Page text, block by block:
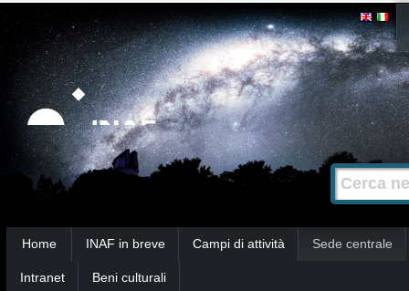
Strumenti
personali
Salta
contenuti.
|
Salta
alla
navigazione
Cerca nel
Ricerca
avanzata…
Home INAF in breve Campi di attività Sede centrale
Intranet Beni culturali